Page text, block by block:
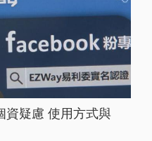
資疑慮 使用方式與